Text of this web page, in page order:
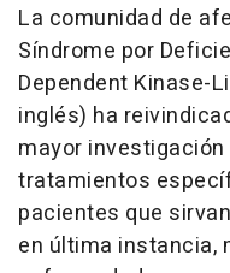
La comunidad de
Síndrome por
Dependent Kinase-
inglés) ha
mayor
tratamientos
pacientes que
en última instancia,